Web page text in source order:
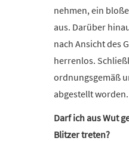
nehmen, ein
aus. Darüber
nach Ansicht des
herrenlos.
ordnungsgemäß
abgestellt worden.
Darf ich aus Wut
Blitzer treten?